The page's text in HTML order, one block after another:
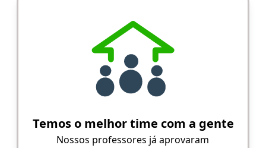
Temos o melhor time com a gente
Nossos professores já aprovaram